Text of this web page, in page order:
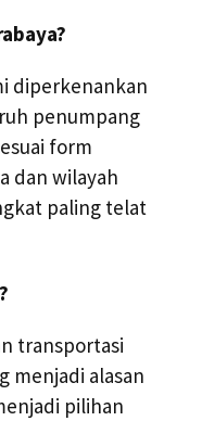
diperkenankan
penumpang
form
dan wilayah
paling telat
transportasi
menjadi alasan
pilihan